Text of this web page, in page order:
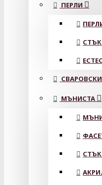
ПЕРЛИ
МЪНИСТА